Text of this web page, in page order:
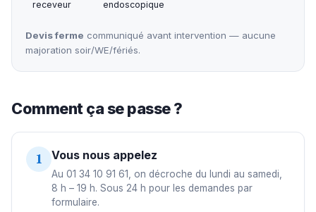
receveur
endoscopique
Devis ferme communiqué avant intervention — aucune
majoration soir/WE/fériés.
Comment ça se passe ?
1 Vous nous appelez
Au 01 34 10 91 61, on décroche du lundi au samedi,
8 h – 19 h. Sous 24 h pour les demandes par
formulaire.